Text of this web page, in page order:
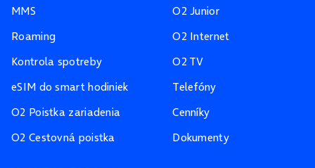
MMS
Roaming
Kontrola spotreby
eSIM do smart hodiniek
O2 Poistka zariadenia
O2 Cestovná poistka
O2 Junior
O2 Internet
O2 TV
Telefóny
Cenníky
Dokumenty